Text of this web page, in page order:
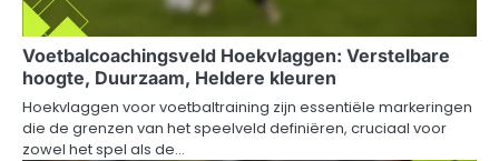
Voetbalcoachingsveld Hoekvlaggen: Verstelbare
hoogte, Duurzaam, Heldere kleuren
Hoekvlaggen voor voetbaltraining zijn essentiële markeringen
die de grenzen van het speelveld definiëren, cruciaal voor
zowel het spel als de…